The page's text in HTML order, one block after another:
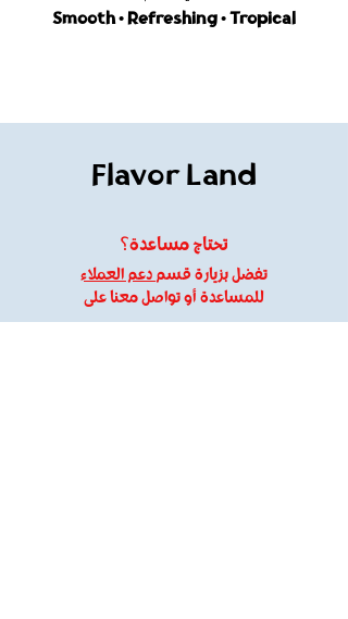
Smooth • Refreshing • Tropical
Flavor Land
تحتاج مساعدة؟
تفضل بزيارة قسم دعم العملاء
للمساعدة أو تواصل معنا على